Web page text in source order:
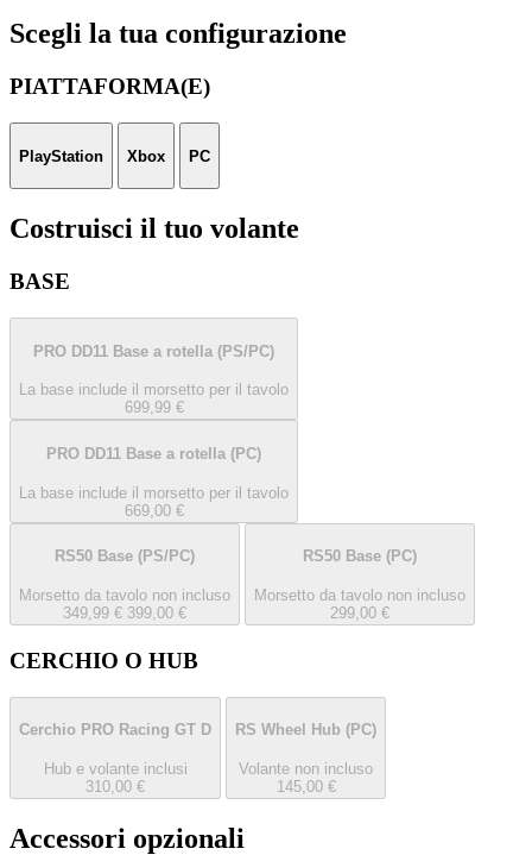
Scegli la tua configurazione
PIATTAFORMA(E)
PlayStation Xbox PC
Costruisci il tuo volante
BASE
PRO DD11 Base a rotella (PS/PC)
La base include il morsetto per il tavolo
699,99 €
PRO DD11 Base a rotella (PC)
La base include il morsetto per il tavolo
669,00 €
RS50 Base (PS/PC)
Morsetto da tavolo non incluso
349,99 € 399,00 €
RS50 Base (PC)
Morsetto da tavolo non incluso
299,00 €
CERCHIO O HUB
Cerchio PRO Racing GT D
Hub e volante inclusi
310,00 €
RS Wheel Hub (PC)
Volante non incluso
145,00 €
Accessori opzionali